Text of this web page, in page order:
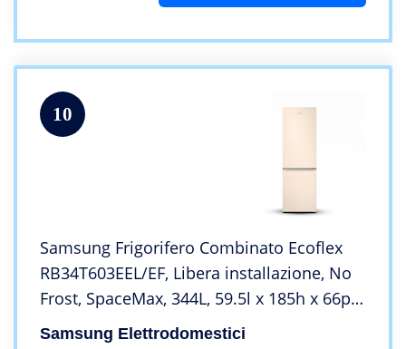
10
Samsung Frigorifero Combinato Ecoflex
RB34T603EEL/EF, Libera installazione, No
Frost, SpaceMax, 344L, 59.5l x 185h x 66p
cm
Samsung Elettrodomestici